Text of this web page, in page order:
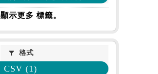
顯示更多 標籤。
格式格式
CSV (1)